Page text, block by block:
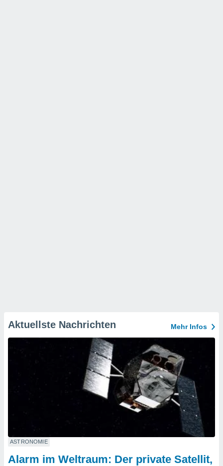
Aktuellste Nachrichten Mehr Infos
ASTRONOMIE
Alarm im Weltraum: Der private Satellit,